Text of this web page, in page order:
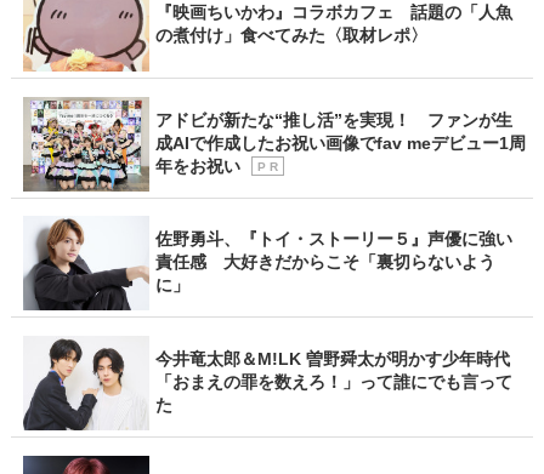
『映画ちいかわ』コラボカフェ 話題の「人魚
の煮付け」食べてみた〈取材レポ〉
アドビが新たな“推し活”を実現！ ファンが生
成AIで作成したお祝い画像でfav meデビュー1周
年をお祝い
P R
佐野勇斗、『トイ・ストーリー５』声優に強い
責任感 大好きだからこそ「裏切らないよう
に」
今井竜太郎＆M!LK 曽野舜太が明かす少年時代
「おまえの罪を数えろ！」って誰にでも言って
た